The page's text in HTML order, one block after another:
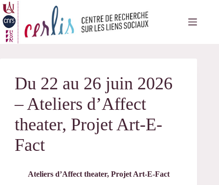
Passer
au
contenu
Du 22 au 26 juin 2026
– Ateliers d’Affect
theater, Projet Art-E-
Fact
Ateliers d’Affect theater, Projet Art-E-Fact